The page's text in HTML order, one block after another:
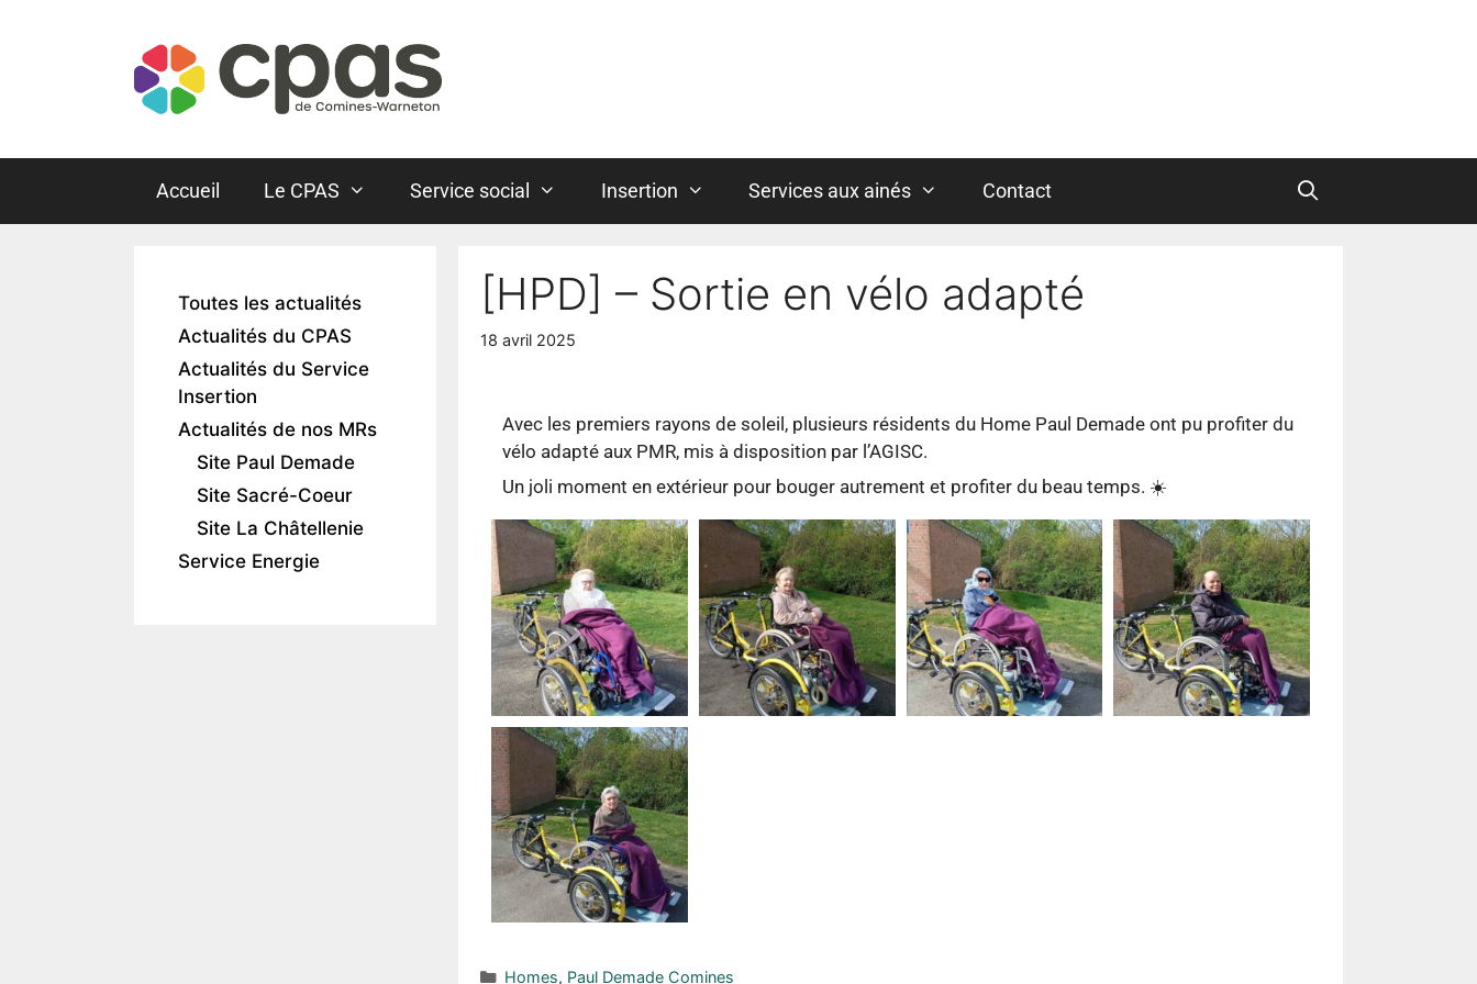
Accueil Le CPAS Service social Insertion Services aux ainés Contact
[HPD] – Sortie en vélo adapté
18 avril 2025
Avec les premiers rayons de soleil, plusieurs résidents du Home Paul Demade ont pu profiter du
vélo adapté aux PMR, mis à disposition par l’AGISC.
Un joli moment en extérieur pour bouger autrement et profiter du beau temps. ☀️
Homes, Paul Demade Comines
Toutes les actualités
Actualités du CPAS
Actualités du Service
Insertion
Actualités de nos MRs
Site Paul Demade
Site Sacré-Coeur
Site La Châtellenie
Service Energie